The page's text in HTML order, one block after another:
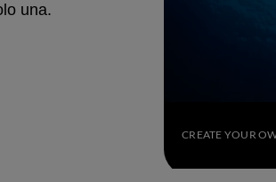
una.